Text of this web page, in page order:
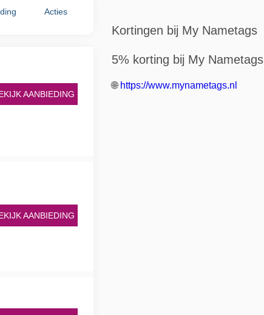
Acties
AANBIEDING
AANBIEDING
Kortingen bij My Nametags
5% korting bij My Nametags
🌐 https://www.mynametags.nl